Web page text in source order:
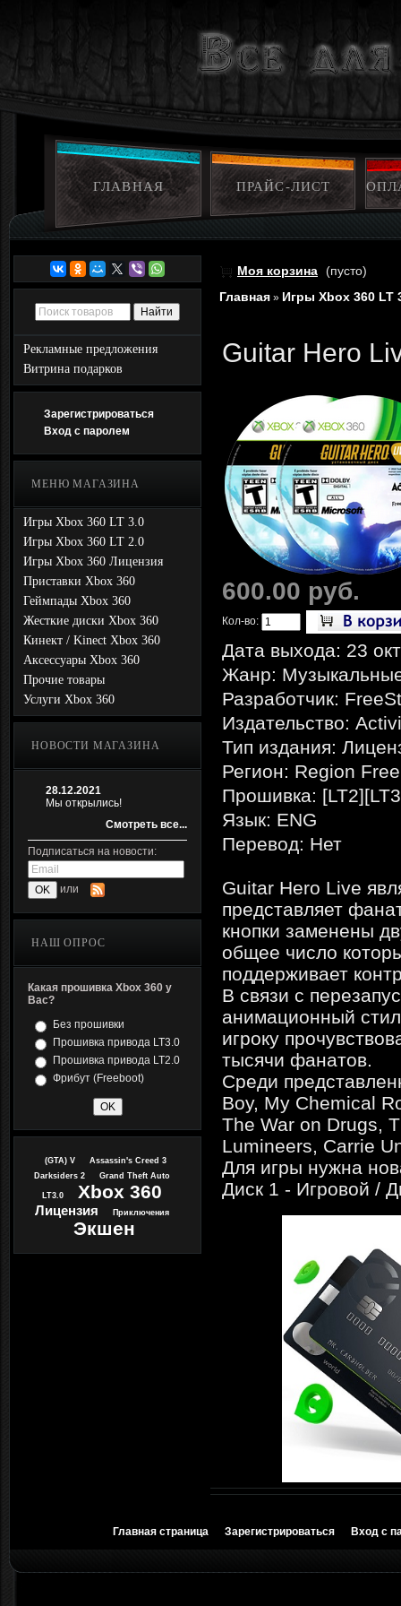
ГЛАВНАЯ ПРАЙС-ЛИСТ
Рекламные предложения
Витрина подарков
Зарегистрироваться
Вход с паролем
МЕНЮ МАГАЗИНА
Игры Xbox 360 LT 3.0
Игры Xbox 360 LT 2.0
Игры Xbox 360 Лицензия
Приставки Xbox 360
Геймпады Xbox 360
Жесткие диски Xbox 360
Кинект / Kinect Xbox 360
Аксессуары Xbox 360
Прочие товары
Услуги Xbox 360
НОВОСТИ МАГАЗИНА
28.12.2021
Мы открылись!
Смотреть все...
Подписаться на новости:
или
НАШ ОПРОС
Какая прошивка Xbox 360 у
Вас?
Без прошивки
Прошивка привода LT3.0
Прошивка привода LT2.0
Фрибут (Freeboot)
(GTA) V
Assassin's Creed 3
Darksiders 2
Grand Theft Auto
LT3.0 Xbox 360
Лицензия Приключения
Экшен
Моя корзина (пусто)
Главная » Игры Xbox 360 LT
Guitar Hero
600.00 руб.
Кол-во:
Дата выхода: 23
Жанр:
Разработчик:
Издательство:
Тип издания:
Регион: Region Free
Прошивка:
Язык: ENG
Перевод: Нет
Guitar Hero Live
представляет
кнопки заменены
общее число
поддерживает
В связи с
анимационный
игроку
тысячи фанатов.
Среди
Boy, My Chemical
The War on Drugs,
Lumineers, Carrie
Для игры нужна
Диск 1 - Игровой /
Главная страница Зарегистрироваться Вход с